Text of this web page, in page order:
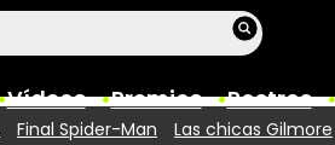
Vídeos Premios Rostros
Final Spider-Man Las chicas Gilmore